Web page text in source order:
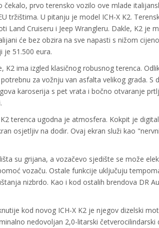
čekalo, prvo terensko vozilo ove mlade
tržištima. U pitanju je model ICH-X K2.
Land Cruiseru i Jeep Wrangleru. Dakle, K2
će bez obzira na sve napasti s nižom
je 51.500 eura.
K2 ima izgled klasičnog robusnog terenca.
za vožnju van asfalta velikog grada.
karoserija s pet vrata i bočno otvaranje
terenca ugodna je atmosfera. Kokpit je
osjetljiv na dodir. Ovaj ekran služi kao
su grijana, a vozačevo sjedište se može
vozaču. Ostale funkcije uključuju
nizbrdo. Kao i kod ostalih brendova DR
kod novog ICH-X K2 je njegov dizelski
nedovoljan 2,0-litarski